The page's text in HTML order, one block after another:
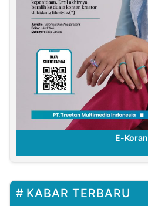
E-Koran
KABAR TERBARU